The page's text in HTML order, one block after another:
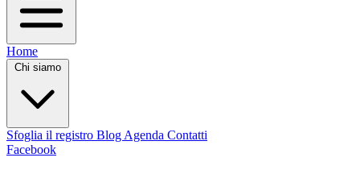
Home
Chi siamo
Sfoglia il registro Blog Agenda Contatti
Facebook